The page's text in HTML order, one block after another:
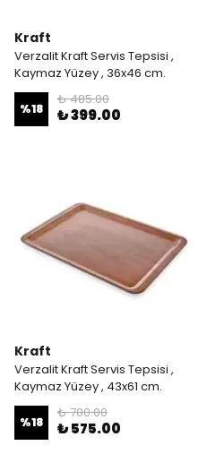
Kraft
Verzalit Kraft Servis Tepsisi ,
Kaymaz Yüzey , 36x46 cm.
%18
₺ 485.00
₺ 399.00
Kraft
Verzalit Kraft Servis Tepsisi ,
Kaymaz Yüzey , 43x61 cm.
%18
₺ 700.00
₺ 575.00